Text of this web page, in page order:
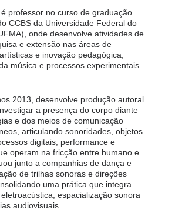
professor no curso de graduação
CCBS da Universidade Federal do
onde desenvolve atividades de
e extensão nas áreas de
e inovação pedagógica,
música e processos experimentais
2013, desenvolve produção autoral
a presença do corpo diante
e dos meios de comunicação
articulando sonoridades, objetos
digitais, performance e
operam na fricção entre humano e
junto a companhias de dança e
de trilhas sonoras e direções
uma prática que integra
espacialização sonora
audiovisuais.